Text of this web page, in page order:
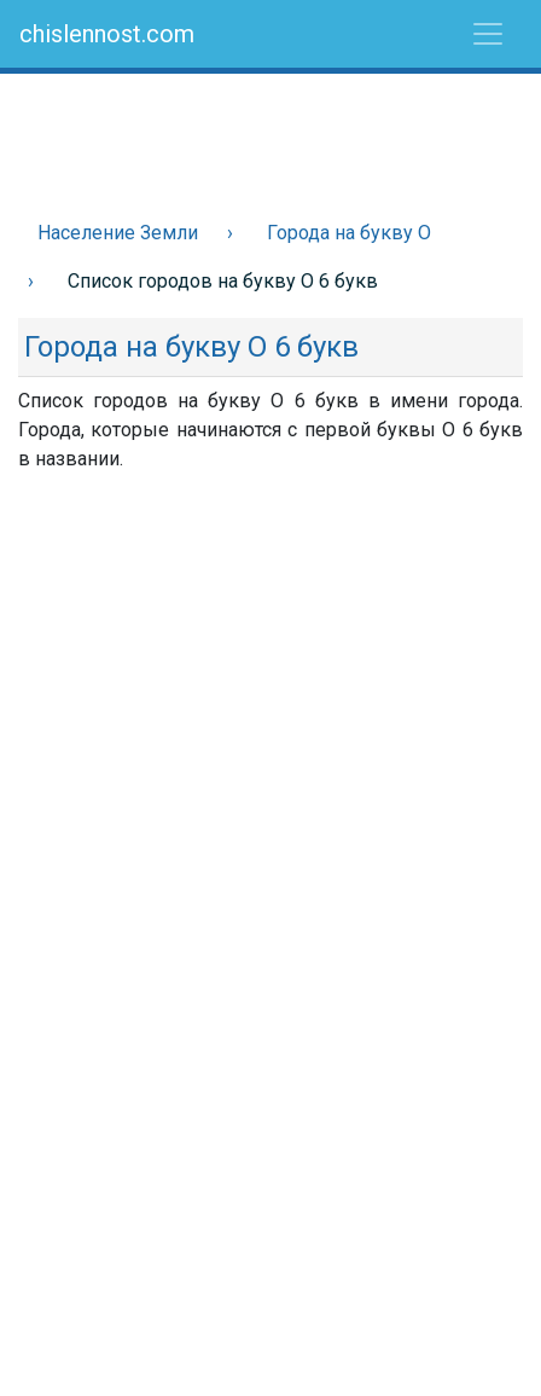
chislennost.com
Население Земли Города на букву О
Список городов на букву О 6 букв
Города на букву О 6 букв
Список городов на букву О 6 букв в имени города.
Города, которые начинаются с первой буквы О 6 букв
в названии.